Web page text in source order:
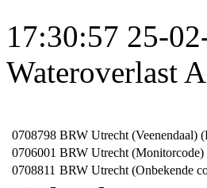
17:30:57 25-
Wateroverlast
0708798 BRW Utrecht (Veenendaal)
0706001 BRW Utrecht (Monitorcode)
0708811 BRW Utrecht (Onbekende